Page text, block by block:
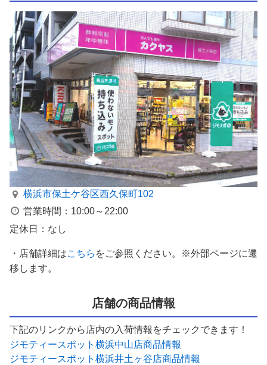
横浜市保土ケ谷区西久保町102
営業時間：10:00～22:00
定休日：なし
・店舗詳細はこちら をご参照ください。※外部ページに遷
移します。
店舗の商品情報
下記のリンクから店内の入荷情報をチェックできます！
ジモティースポット横浜中山店商品情報
ジモティースポット横浜井土ヶ谷店商品情報